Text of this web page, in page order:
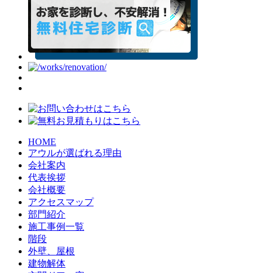
HOME
アウルが選ばれる理由
会社案内
代表挨拶
会社概要
アクセスマップ
部門紹介
施工事例一覧
階段
外壁、屋根
建物解体